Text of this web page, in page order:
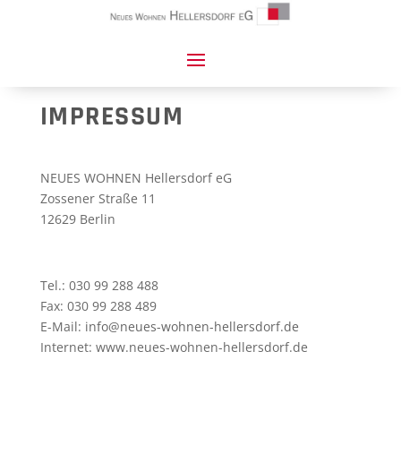
IMPRESSUM
NEUES WOHNEN Hellersdorf eG
Zossener Straße 11
12629 Berlin
Tel.: 030 99 288 488
Fax: 030 99 288 489
E-Mail: info@neues-wohnen-hellersdorf.de
Internet: www.neues-wohnen-hellersdorf.de